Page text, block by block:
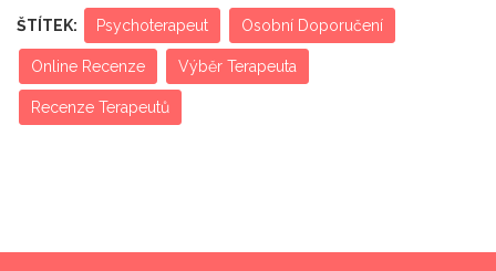
ŠTÍTEK: Psychoterapeut Osobní Doporučení
Online Recenze Výběr Terapeuta
Recenze Terapeutů